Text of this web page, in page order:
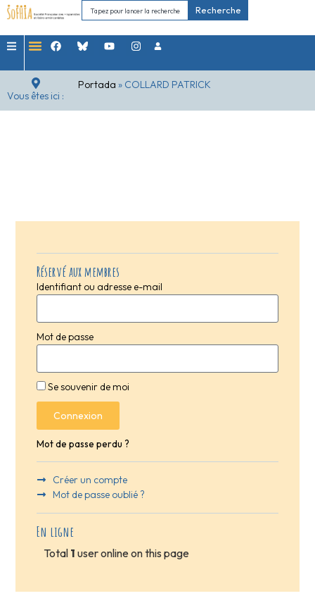
Recherche
Vous êtes ici :
Portada » COLLARD PATRICK
Réservé aux membres
Identifiant ou adresse e-mail
Mot de passe
Se souvenir de moi
Connexion
Mot de passe perdu ?
Créer un compte
Mot de passe oublié ?
En ligne
Total 1 user online on this page